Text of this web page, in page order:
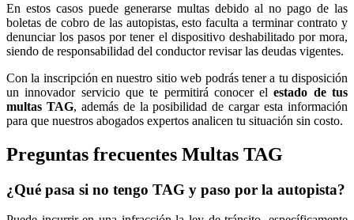
En estos casos puede generarse multas debido al no pago de las
boletas de cobro de las autopistas, esto faculta a terminar contrato y
denunciar los pasos por tener el dispositivo deshabilitado por mora,
siendo de responsabilidad del conductor revisar las deudas vigentes.
Con la inscripción en nuestro sitio web podrás tener a tu disposición
un innovador servicio que te permitirá conocer elestado de tus
multas TAG, además de la posibilidad de cargar esta información
para que nuestros abogados expertos analicen tu situación sin costo.
Preguntas frecuentes Multas TAG
¿Qué pasa si no tengo TAG y paso por la autopista?